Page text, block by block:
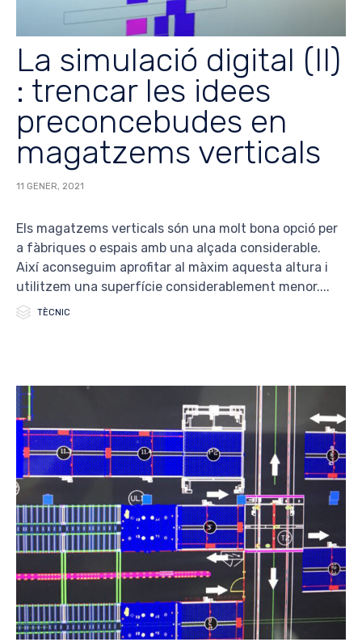
La simulació digital (II)
: trencar les idees
preconcebudes en
magatzems verticals
11 GENER, 2021
Els magatzems verticals són una molt bona opció per
a fàbriques o espais amb una alçada considerable.
Així aconseguim aprofitar al màxim aquesta altura i
utilitzem una superfície considerablement menor....
 Category
TÈCNIC